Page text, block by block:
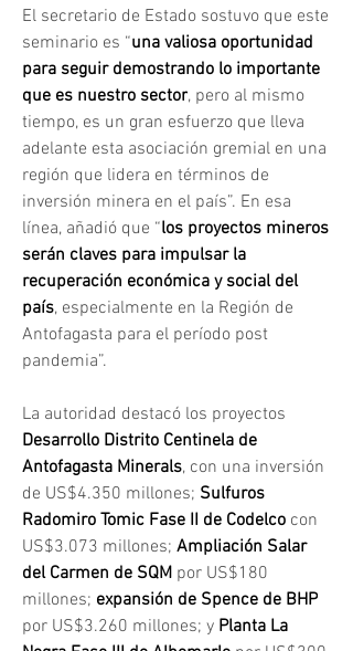
El secretario de Estado sostuvo que este
seminario es “una valiosa oportunidad
para seguir demostrando lo importante
que es nuestro sector, pero al mismo
tiempo, es un gran esfuerzo que lleva
adelante esta asociación gremial en una
región que lidera en términos de
inversión minera en el país”. En esa
línea, añadió que “los proyectos mineros
serán claves para impulsar la
recuperación económica y social del
país, especialmente en la Región de
Antofagasta para el período post
pandemia”.
Desarrollo Distrito Centinela de
Antofagasta Minerals, con una inversión
de US$4.350 millones; Sulfuros
Radomiro Tomic Fase II de Codelco con
US$3.073 millones; Ampliación Salar
del Carmen de SQM por US$180
millones; expansión de Spence de BHP
por US$3.260 millones; y Planta La